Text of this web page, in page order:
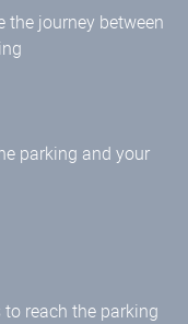
the journey between
parking and your
reach the parking